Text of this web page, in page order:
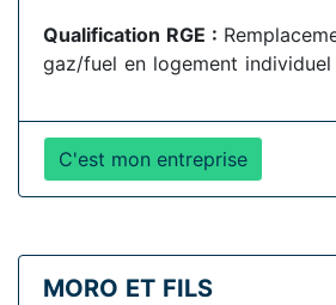
Qualification RGE :
gaz/fuel en logement individuel
C'est mon entreprise
MORO ET FILS